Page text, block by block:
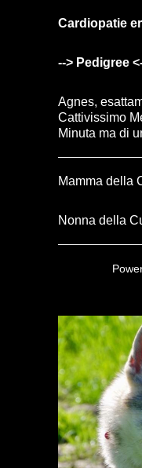
Cardiopatie
--> Pedigree
Agnes,
Cattivissimo
Minuta ma di
Mamma della
Nonna della